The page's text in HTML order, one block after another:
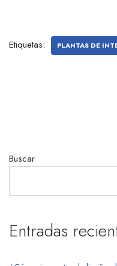
Etiquetas: PLANTAS DE
Buscar
Entradas